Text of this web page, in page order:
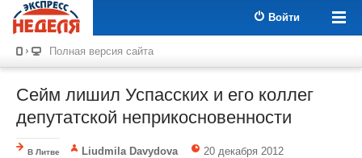
Войти
Полная версия сайта
Сейм лишил Успасских и его коллег
депутатской неприкосновенности
В Литве Liudmila Davydova 20 декабря 2012